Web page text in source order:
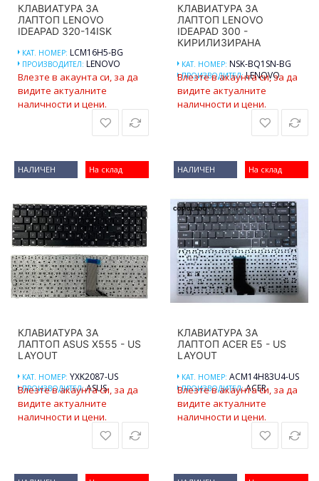
КЛАВИАТУРА ЗА
ЛАПТОП LENOVO
IDEAPAD 320-14ISK
КАТ. НОМЕР: LCM16H5-BG
ПРОИЗВОДИТЕЛ: LENOVO
Влезте в акаунта си, за да
видите актуалните
наличности и цени.
КЛАВИАТУРА ЗА
ЛАПТОП LENOVO
IDEAPAD 300 -
КИРИЛИЗИРАНА
КАТ. НОМЕР: NSK-BQ1SN-BG
ПРОИЗВОДИТЕЛ:LENOVO
Влезте в акаунта си, за да
видите актуалните
наличности и цени.
На склад
НАЛИЧЕН
КЛАВИАТУРА ЗА
ЛАПТОП ASUS X555 - US
LAYOUT
КАТ. НОМЕР: YXK2087-US
ПРОИЗВОДИТЕЛ:ASUS
Влезте в акаунта си, за да
видите актуалните
наличности и цени.
На склад
НАЛИЧЕН
КЛАВИАТУРА ЗА
ЛАПТОП ACER E5 - US
LAYOUT
КАТ. НОМЕР: ACM14H83U4-US
ПРОИЗВОДИТЕЛ:ACER
Влезте в акаунта си, за да
видите актуалните
наличности и цени.